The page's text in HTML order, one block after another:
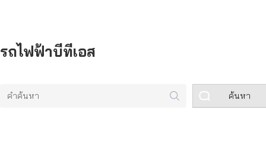
รถไฟฟ้าบีทีเอส
ค้นหา